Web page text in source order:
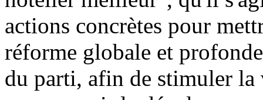
actions concrètes pour
réforme globale et
du parti, afin de stimuler la